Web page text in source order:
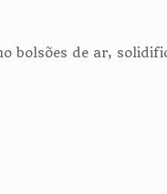
bolsões de ar,